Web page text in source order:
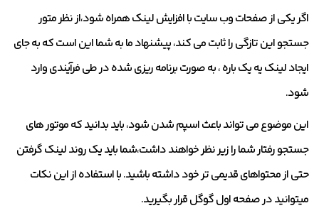
اگر یکی از صفحات وب سایت با افزایش لینک همراه شود،از نظر متور
جستجو این تازگی را ثابت می کند، پیشنهاد ما به شما این است که به جای
ایجاد لینک یه یک باره ، به صورت برنامه ریزی شده در طی فرآیندی وارد
شود.
این موضوع می تواند باعث اسپم شدن شود، باید بدانید که موتور های
جستجو رفتار شما را زیر نظر خواهند داشت،شما باید یک روند لینک گرفتن
حتی از محتواهای قدیمی تر خود داشته باشید. با استفاده از این نکات
میتوانید در صفحه اول گوگل قرار بگیرید.